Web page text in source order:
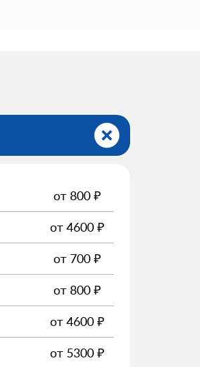
от 800 ₽
от 4600 ₽
от 700 ₽
от 800 ₽
от 4600 ₽
от 5300 ₽